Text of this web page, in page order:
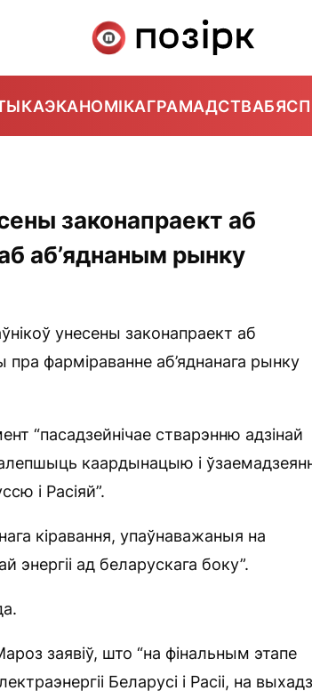
ЭКАНОМІКАГРАМАДСТВА
законапраект аб
аб’яднаным рынку
унесены законапраект аб
фарміраванне аб’яднанага рынку
“пасадзейнічае стварэнню адзінай
каардынацыю і
і Расіяй”.
кіравання, упаўнаважаныя на
энергіі ад беларускага боку”.
заявіў, што “на фінальным этапе
Беларусі і Расіі, на